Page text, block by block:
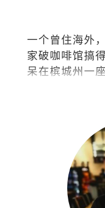
一个曾住海外
家破咖啡馆搞
呆在槟城州一